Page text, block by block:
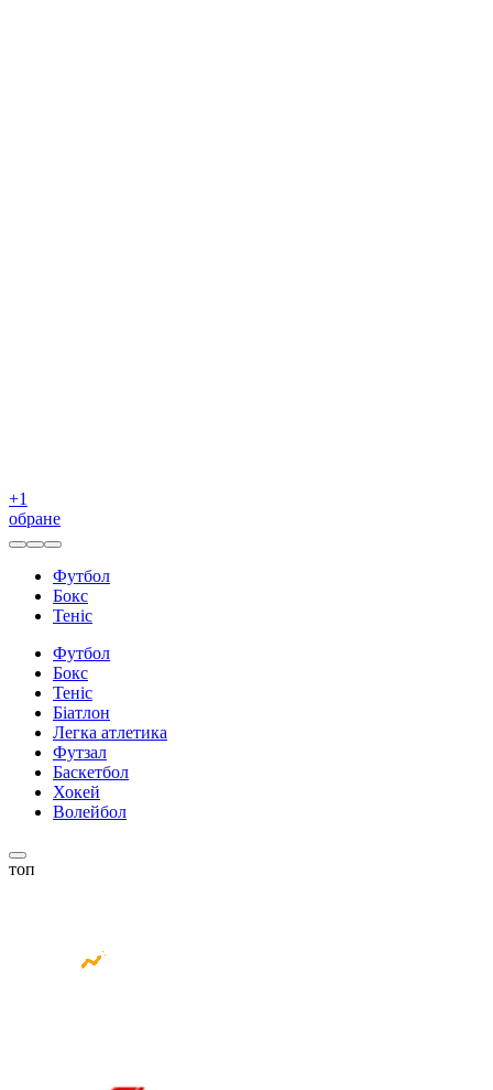
+1
обране
Футбол
Бокс
Теніс
Футбол
Бокс
Теніс
Біатлон
Легка атлетика
Футзал
Баскетбол
Хокей
Волейбол
топ